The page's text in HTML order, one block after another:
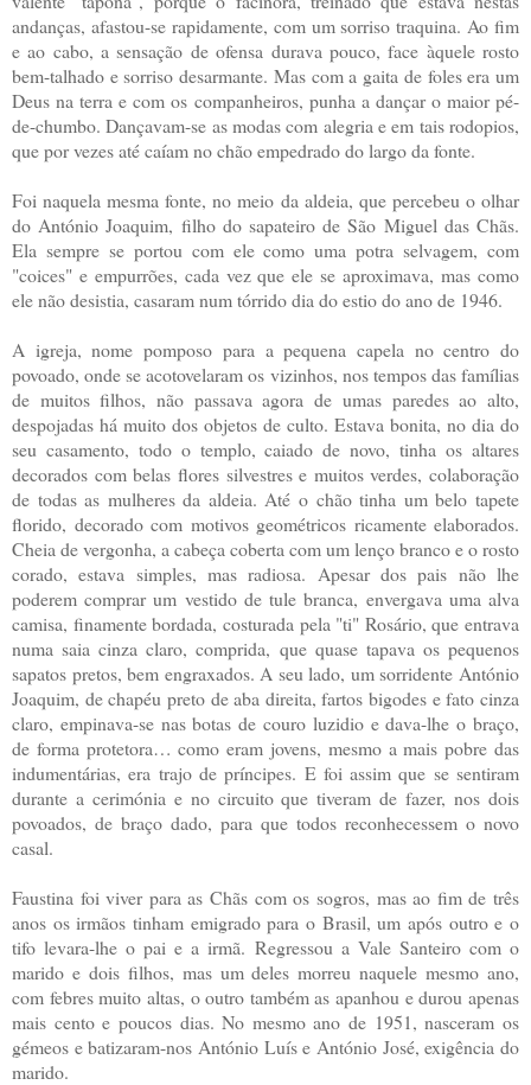
andanças, afastou-se rapidamente, com um sorriso traquina. Ao fim
e ao cabo, a sensação de ofensa durava pouco, face àquele rosto
bem-talhado e sorriso desarmante. Mas com a gaita de foles era um
Deus na terra e com os companheiros, punha a dançar o maior pé-
de-chumbo. Dançavam-se as modas com alegria e em tais rodopios,
que por vezes até caíam no chão empedrado do largo da fonte.
Foi naquela mesma fonte, no meio da aldeia, que percebeu o olhar
do António Joaquim, filho do sapateiro de São Miguel das Chãs.
Ela sempre se portou com ele como uma potra selvagem, com
"coices" e empurrões, cada vez que ele se aproximava, mas como
ele não desistia, casaram num tórrido dia do estio do ano de 1946.
A igreja, nome pomposo para a pequena capela no centro do
povoado, onde se acotovelaram os vizinhos, nos tempos das famílias
de muitos filhos, não passava agora de umas paredes ao alto,
despojadas há muito dos objetos de culto. Estava bonita, no dia do
seu casamento, todo o templo, caiado de novo, tinha os altares
decorados com belas flores silvestres e muitos verdes, colaboração
de todas as mulheres da aldeia. Até o chão tinha um belo tapete
florido, decorado com motivos geométricos ricamente elaborados.
Cheia de vergonha, a cabeça coberta com um lenço branco e o rosto
corado, estava simples, mas radiosa. Apesar dos pais não lhe
poderem comprar um vestido de tule branca, envergava uma alva
camisa, finamente bordada, costurada pela "ti" Rosário, que entrava
numa saia cinza claro, comprida, que quase tapava os pequenos
sapatos pretos, bem engraxados. A seu lado, um sorridente António
Joaquim, de chapéu preto de aba direita, fartos bigodes e fato cinza
claro, empinava-se nas botas de couro luzidio e dava-lhe o braço,
de forma protetora… como eram jovens, mesmo a mais pobre das
indumentárias, era trajo de príncipes. E foi assim que se sentiram
durante a cerimónia e no circuito que tiveram de fazer, nos dois
povoados, de braço dado, para que todos reconhecessem o novo
casal.
Faustina foi viver para as Chãs com os sogros, mas ao fim de três
anos os irmãos tinham emigrado para o Brasil, um após outro e o
tifo levara-lhe o pai e a irmã. Regressou a Vale Santeiro com o
marido e dois filhos, mas um deles morreu naquele mesmo ano,
com febres muito altas, o outro também as apanhou e durou apenas
mais cento e poucos dias. No mesmo ano de 1951, nasceram os
gémeos e batizaram-nos António Luís e António José, exigência do
marido.